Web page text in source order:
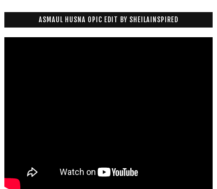
ASMAUL HUSNA OPIC EDIT BY SHEILAINSPIRED